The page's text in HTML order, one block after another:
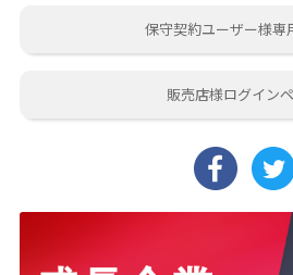
保守契約ユーザー様専
販売店様ログイン